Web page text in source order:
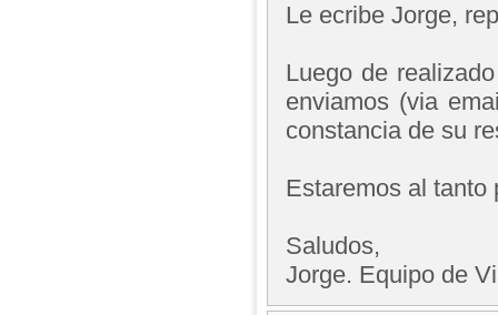
Le ecribe Jorge,
Luego de
enviamos (via
constancia de su
Estaremos al tanto
Saludos,
Jorge. Equipo de